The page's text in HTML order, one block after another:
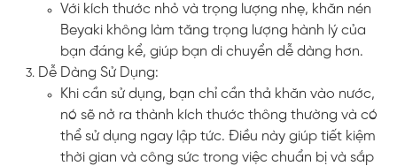
Với kích thước nhỏ và trọng lượng nhẹ, khăn nén
Beyaki không làm tăng trọng lượng hành lý của
bạn đáng kể, giúp bạn di chuyển dễ dàng hơn.
Dễ Dàng Sử Dụng:
Khi cần sử dụng, bạn chỉ cần thả khăn vào nước,
nó sẽ nở ra thành kích thước thông thường và có
thể sử dụng ngay lập tức. Điều này giúp tiết kiệm
thời gian và công sức trong việc chuẩn bị và sắp